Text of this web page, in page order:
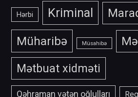
Hərbi Kriminal
Müharibə Müsahibə
Mətbuat xidməti
Qəhraman vətən oğlulları